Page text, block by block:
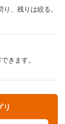
、残りは絞る。
きます。
リ